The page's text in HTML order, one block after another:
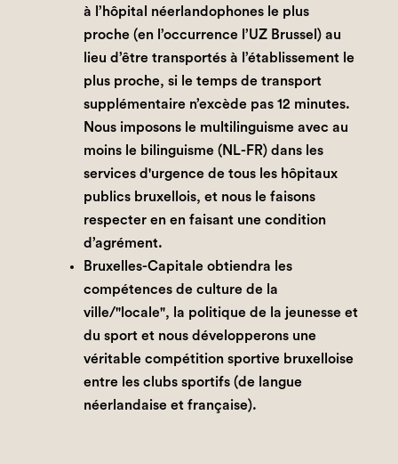
à l’hôpital néerlandophones le plus
proche (en l’occurrence l’UZ Brussel) au
lieu d’être transportés à l’établissement le
plus proche, si le temps de transport
supplémentaire n’excède pas 12 minutes.
Nous imposons le multilinguisme avec au
moins le bilinguisme (NL-FR) dans les
services d'urgence de tous les hôpitaux
publics bruxellois, et nous le faisons
respecter en en faisant une condition
d’agrément.
Bruxelles-Capitale obtiendra les
compétences de culture de la
ville/"locale", la politique de la jeunesse et
du sport et nous développerons une
véritable compétition sportive bruxelloise
entre les clubs sportifs (de langue
néerlandaise et française).